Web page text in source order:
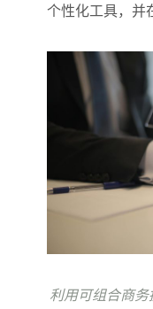
个性化工具，并
利用可组合商务